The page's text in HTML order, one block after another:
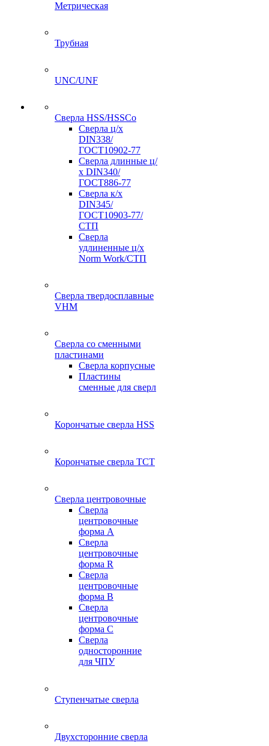
Метрическая
Трубная
UNC/UNF
Сверла HSS/HSSCo
Сверла ц/х
DIN338/
ГОСТ10902-77
Сверла длинные ц/
х DIN340/
ГОСТ886-77
Сверла к/х
DIN345/
ГОСТ10903-77/
СТП
Сверла
удлиненные ц/х
Norm Work/СТП
Сверла твердосплавные
VHM
Сверла со сменными
пластинами
Сверла корпусные
Пластины
сменные для сверл
Корончатые сверла HSS
Корончатые сверла TCT
Сверла центровочные
Сверла
центровочные
форма A
Сверла
центровочные
форма R
Сверла
центровочные
форма B
Сверла
центровочные
форма C
Сверла
односторонние
для ЧПУ
Ступенчатые сверла
Двухсторонние сверла